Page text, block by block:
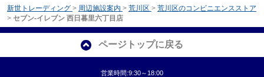
新世トレーディング > 周辺施設案内 > 荒川区 > 荒川区のコンビニエンスストア
> セブン‐イレブン 西日暮里六丁目店
ページトップに戻る
営業時間:9:30～18:00